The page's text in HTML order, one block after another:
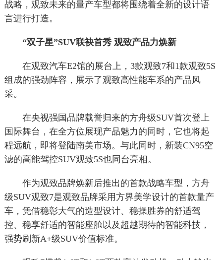
战略，观致未来的量产车型都将围绕着全新的设计语
言进行打造。
“双子星”SUV联袂首秀 观致产品力焕新
在观致汽车E2馆的展台上，3款观致7和1款观致5S
组成的强劲阵容，展示了观致高性能车系的产品风
采。
在央视强国品牌载誉归来的方舟级SUV首次登上
国际舞台，在全方位展现产品魅力的同时，它也将起
程远航，即将登陆南美市场。与此同时，新装CN95空
滤的高能驾控SUV观致5S也同台亮相。
作为观致品牌焕新后推出的首款战略车型，方舟
级SUV观致7是观致品牌采用方界美学设计的首款量产
车，凭借稳彰大气的造型设计、稳操胜券的舒适驾
控、稳享舒适的智能座舱以及超越期待的智能科技，
强势刷新A+级SUV价值标准。